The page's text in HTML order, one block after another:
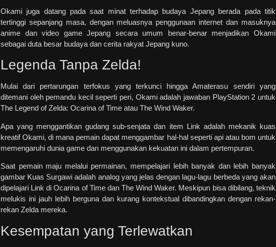
Okami juga datang pada saat minat terhadap budaya Jepang berada pada titik
tertinggi sepanjang masa, dengan meluasnya penggunaan internet dan masuknya
anime dan video game Jepang secara umum benar-benar menjadikan Okami
sebagai duta besar budaya dan cerita rakyat Jepang kuno.
Legenda Tanpa Zelda!
Mulai dari pertarungan terfokus yang terkunci hingga Amaterasu sendiri yang
ditemani oleh pemandu kecil seperti peri, Okami adalah jawaban PlayStation 2 untuk
The Legend of Zelda: Ocarina of Time atau The Wind Waker.
Apa yang menggantikan gudang sub-senjata dan item Link adalah mekanik kuas
kreatif Okami, di mana pemain dapat menggambar hal-hal seperti api atau bom untuk
memengaruhi dunia game dan menggunakan kekuatan ini dalam pertempuran.
Saat pemain maju melalui permainan, mempelajari lebih banyak dan lebih banyak
gambar Kuas Surgawi adalah analog yang jelas dengan lagu-lagu berbeda yang akan
dipelajari Link di Ocarina of Time dan The Wind Waker. Meskipun bisa dibilang, teknik
melukis ini jauh lebih berguna dan kurang kontekstual dibandingkan dengan rekan-
rekan Zelda mereka.
Kesempatan yang Terlewatkan